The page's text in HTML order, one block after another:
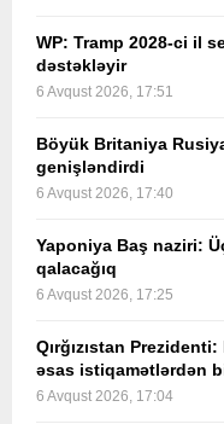
WP: Tramp 2028-ci il
dəstəkləyir
6 Avqust 2026, 17:51
Böyük Britaniya
genişləndirdi
6 Avqust 2026, 17:40
Yaponiya Baş naziri:
qalacağıq
6 Avqust 2026, 17:25
Qırğızıstan
əsas istiqamətlərdən
6 Avqust 2026, 17:04